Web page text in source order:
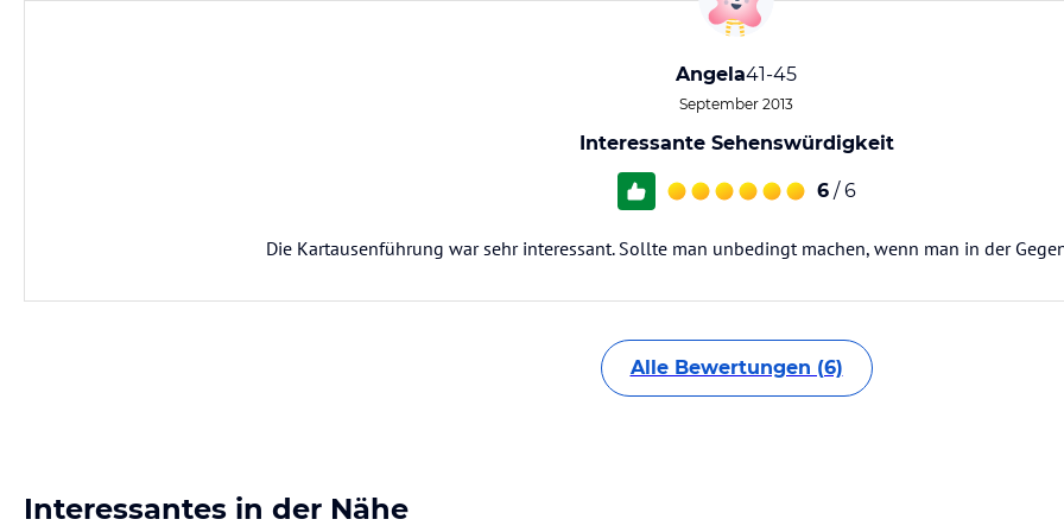
Angela41-45
September 2013
Interessante Sehenswürdigkeit
6 / 6
Die Kartausenführung war sehr interessant. Sollte man unbedingt machen, wenn man in der
Alle Bewertungen (6)
Interessantes in der Nähe